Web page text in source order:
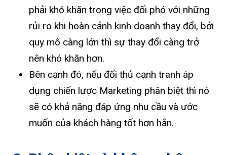
phải khó khăn trong việc đối phó với những
rủi ro khi hoàn cảnh kinh doanh thay đổi, bởi
quy mô càng lớn thì sự thay đổi càng trở
nên khó khăn hơn.
Bên cạnh đó, nếu đối thủ cạnh tranh áp
dụng chiến lược Marketing phân biệt thì nó
sẽ có khả năng đáp ứng nhu cầu và ước
muốn của khách hàng tốt hơn hẳn.